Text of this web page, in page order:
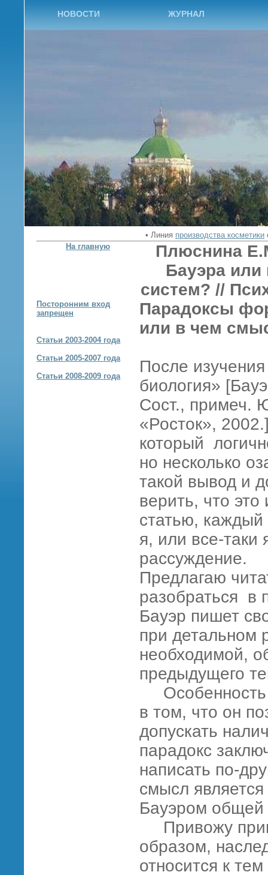
НОВОСТИ ЖУРНАЛ
• Линия производства косметики
На главную
Плюснина
Бауэра
систем? //
Посторонним вход
запрещен
Статьи 2003-2004 года
Статьи 2005-2007 года
Статьи 2008-2009 года
Парадоксы
или в чем
После
биология»
Сост., примеч.
«Росток»,
который
но несколько
такой вывод и
верить, что
статью,
я, или все-таки
Предлагаю
разобраться в
Бауэр пишет
при детальном
необходимой,
предыдущего
Особенность
в том, что он
допускать
парадокс
написать по-
смысл
Бауэром общей
Привожу
образом,
относится к